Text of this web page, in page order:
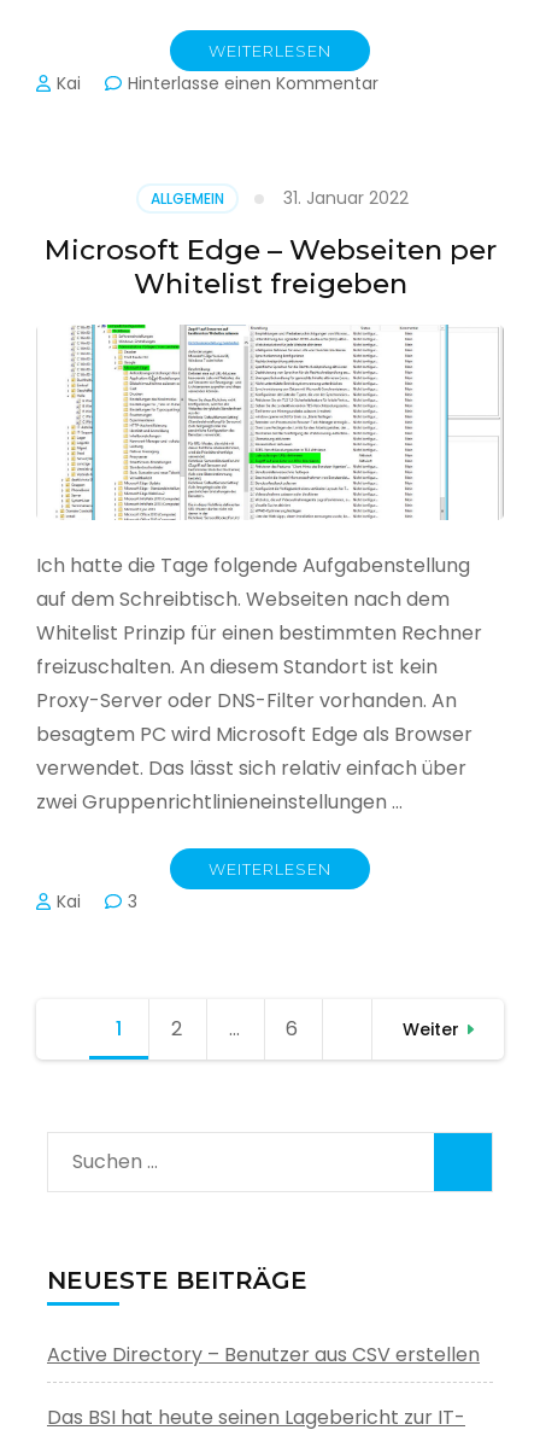
WEITERLESEN
Kai Hinterlasse einen Kommentarzu
(UPN)
im
Active
Directory
ALLGEMEIN 31. Januar 2022
Microsoft Edge – Webseiten per
Whitelist freigeben
Ich hatte die Tage folgende Aufgabenstellung
auf dem Schreibtisch. Webseiten nach dem
Whitelist Prinzip für einen bestimmten Rechner
freizuschalten. An diesem Standort ist kein
Proxy-Server oder DNS-Filter vorhanden. An
besagtem PC wird Microsoft Edge als Browser
verwendet. Das lässt sich relativ einfach über
zwei Gruppenrichtlinieneinstellungen …
WEITERLESEN
Kai 3
Seitennummerierung
1 Seite
2 … Seite
6 Weiter
Suchen
nach:
NEUESTE BEITRÄGE
Active Directory – Benutzer aus CSV erstellen
Das BSI hat heute seinen Lagebericht zur IT-